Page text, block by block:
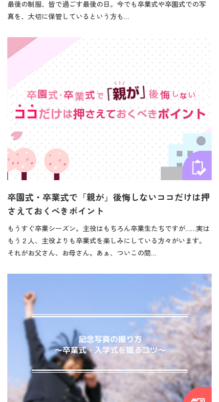
最後の制服、皆で過ごす最後の日。今でも卒業式や卒園式での写
真を、大切に保管しているという方も…
卒園式・卒業式で「親が」後悔しないココだけは押
さえておくべきポイント
もうすぐ卒業シーズン。主役はもちろん卒業生たちですが……実は
もう２人、主役よりも卒業式を楽しみにしている方々がいます。
それがお父さん、お母さん。あぁ、ついこの間…